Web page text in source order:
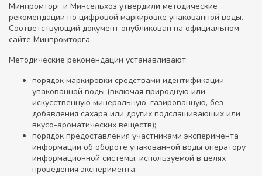
Минпромторг и Минсельхоз утвердили методические
рекомендации по цифровой маркировке упакованной воды.
Соответствующий документ опубликован на официальном
сайте Минпромторга.
Методические рекомендации устанавливают:
порядок маркировки средствами идентификации
упакованной воды (включая природную или
искусственную минеральную, газированную, без
добавления сахара или других подслащивающих или
вкусо-ароматических веществ);
порядок предоставления участниками эксперимента
информации об обороте упакованной воды оператору
информационной системы, используемой в целях
проведения эксперимента;